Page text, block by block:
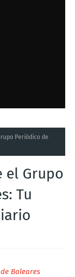
Periódico de
el Grupo
Tu
Baleares